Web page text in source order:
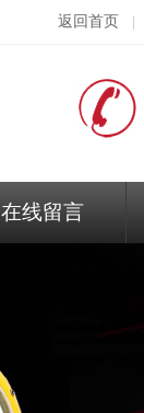
返回首页
在线留言